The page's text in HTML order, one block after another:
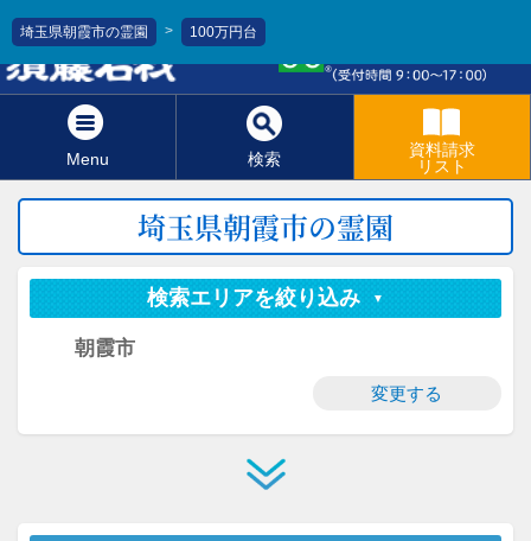
Menu 検索
資料請求
リスト
埼玉県朝霞市の霊園 > 100万円台
埼玉県朝霞市の霊園
検索エリアを絞り込み
朝霞市
変更する